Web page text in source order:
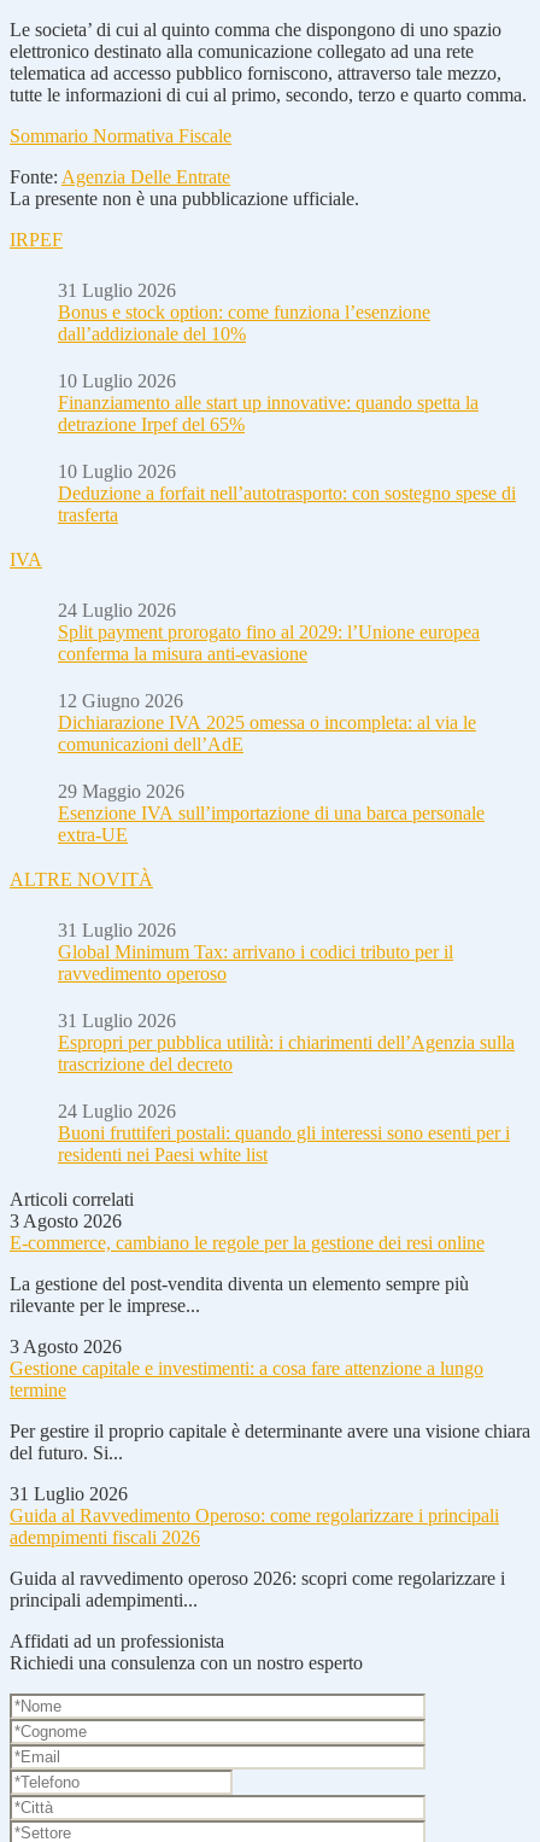
Le societa’ di cui al quinto comma che dispongono di uno spazio
elettronico destinato alla comunicazione collegato ad una rete
telematica ad accesso pubblico forniscono, attraverso tale mezzo,
tutte le informazioni di cui al primo, secondo, terzo e quarto comma.
Sommario Normativa Fiscale
Fonte: Agenzia Delle Entrate
La presente non è una pubblicazione ufficiale.
IRPEF
31 Luglio 2026
Bonus e stock option: come funziona l’esenzione
dall’addizionale del 10%
10 Luglio 2026
Finanziamento alle start up innovative: quando spetta la
detrazione Irpef del 65%
10 Luglio 2026
Deduzione a forfait nell’autotrasporto: con sostegno spese di
trasferta
IVA
24 Luglio 2026
Split payment prorogato fino al 2029: l’Unione europea
conferma la misura anti-evasione
12 Giugno 2026
Dichiarazione IVA 2025 omessa o incompleta: al via le
comunicazioni dell’AdE
29 Maggio 2026
Esenzione IVA sull’importazione di una barca personale
extra-UE
ALTRE NOVITÀ
31 Luglio 2026
Global Minimum Tax: arrivano i codici tributo per il
ravvedimento operoso
31 Luglio 2026
Espropri per pubblica utilità: i chiarimenti dell’Agenzia sulla
trascrizione del decreto
24 Luglio 2026
Buoni fruttiferi postali: quando gli interessi sono esenti per i
residenti nei Paesi white list
Articoli correlati
3 Agosto 2026
E-commerce, cambiano le regole per la gestione dei resi online
La gestione del post-vendita diventa un elemento sempre più
rilevante per le imprese...
3 Agosto 2026
Gestione capitale e investimenti: a cosa fare attenzione a lungo
termine
Per gestire il proprio capitale è determinante avere una visione chiara
del futuro. Si...
31 Luglio 2026
Guida al Ravvedimento Operoso: come regolarizzare i principali
adempimenti fiscali 2026
Guida al ravvedimento operoso 2026: scopri come regolarizzare i
principali adempimenti...
Affidati ad un professionista
Richiedi una consulenza con un nostro esperto